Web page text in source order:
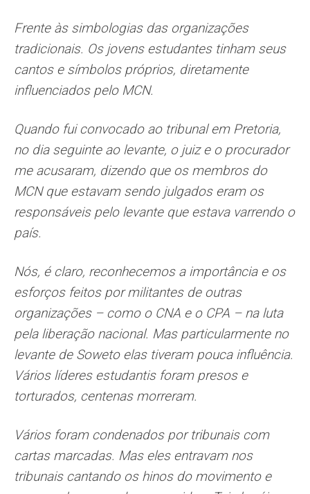
Frente às simbologias das organizações
tradicionais. Os jovens estudantes tinham seus
cantos e símbolos próprios, diretamente
influenciados pelo MCN.
Quando fui convocado ao tribunal em Pretoria,
no dia seguinte ao levante, o juiz e o procurador
me acusaram, dizendo que os membros do
MCN que estavam sendo julgados eram os
responsáveis pelo levante que estava varrendo o
país.
Nós, é claro, reconhecemos a importância e os
esforços feitos por militantes de outras
organizações – como o CNA e o CPA – na luta
pela liberação nacional. Mas particularmente no
levante de Soweto elas tiveram pouca influência.
Vários líderes estudantis foram presos e
torturados, centenas morreram.
Vários foram condenados por tribunais com
cartas marcadas. Mas eles entravam nos
tribunais cantando os hinos do movimento e